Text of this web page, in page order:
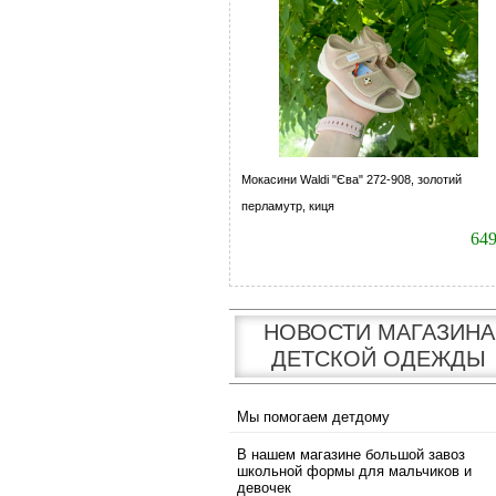
Мокасини Waldi "Єва" 272-908, золотий
перламутр, киця
НОВОСТИ МАГАЗИНА
ДЕТСКОЙ ОДЕЖДЫ
Мы помогаем детдому
В нашем магазине большой завоз
школьной формы для мальчиков и
девочек